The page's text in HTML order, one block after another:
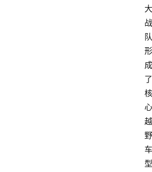
大
战
队
形
成
了
核
心
越
野
车
型